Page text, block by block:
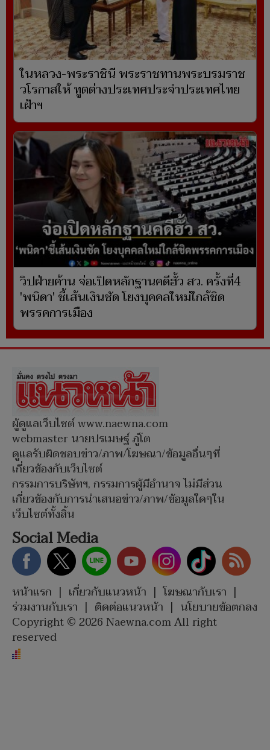
ในหลวง-พระราชินี พระราชทานพระบรมราช
วโรกาสให้ ทูตต่างประเทศประจำประเทศไทย
เฝ้าฯ
วิปฝ่ายค้าน จ่อเปิดหลักฐานคดีฮั้ว สว. ครั้งที่4
'พนิดา' ชี้เส้นเงินชัด โยงบุคคลใหม่ใกล้ชิด
พรรคการเมือง
ผู้ดูแลเว็บไซต์ www.naewna.com
webmaster นายปรเมษฐ์ ภู่โต
ดูแลรับผิดชอบข่าว/ภาพ/โฆษณา/ข้อมูลอื่นๆที่
เกี่ยวข้องกับเว็บไซต์
กรรมการบริษัทฯ, กรรมการผู้มีอำนาจ ไม่มีส่วน
เกี่ยวข้องกับการนำเสนอข่าว/ภาพ/ข้อมูลใดๆใน
เว็บไซต์ทั้งสิ้น
Social Media
หน้าแรก | เกี่ยวกับแนวหน้า | โฆษณากับเรา |
ร่วมงานกับเรา | ติดต่อแนวหน้า | นโยบายข้อตกลง
Copyright © 2026 Naewna.com All right
reserved